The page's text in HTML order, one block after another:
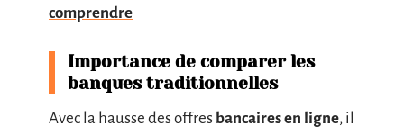
comprendre
Importance de comparer les
banques traditionnelles
Avec la hausse des offres bancaires en ligne, il